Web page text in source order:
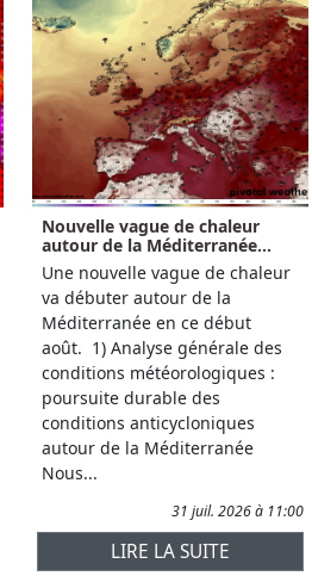
Nouvelle vague de chaleur
autour de la Méditerranée...
Une nouvelle vague de chaleur
va débuter autour de la
Méditerranée en ce début
août. 1) Analyse générale des
conditions météorologiques :
poursuite durable des
conditions anticycloniques
autour de la Méditerranée
Nous...
31 juil. 2026 à 11:00
LIRE LA SUITE